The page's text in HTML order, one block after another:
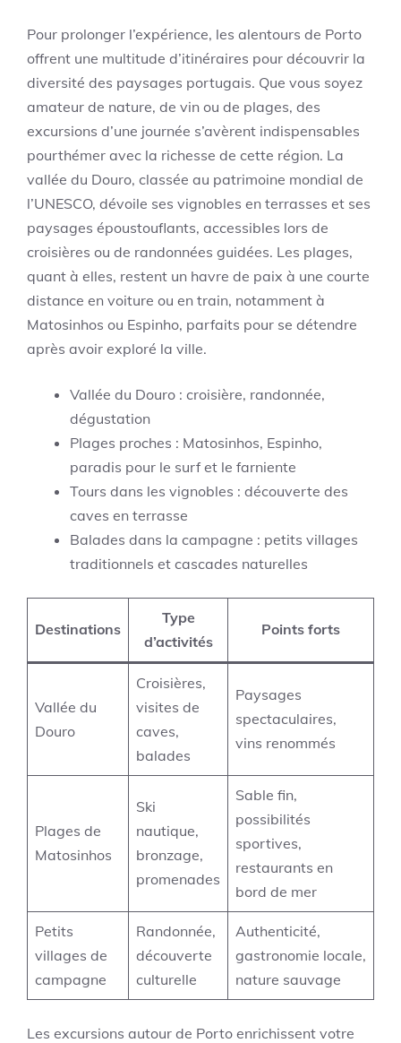
Pour prolonger l’expérience, les alentours de Porto
offrent une multitude d’itinéraires pour découvrir la
diversité des paysages portugais. Que vous soyez
amateur de nature, de vin ou de plages, des
excursions d’une journée s’avèrent indispensables
pourthémer avec la richesse de cette région. La
vallée du Douro, classée au patrimoine mondial de
l’UNESCO, dévoile ses vignobles en terrasses et ses
paysages époustouflants, accessibles lors de
croisières ou de randonnées guidées. Les plages,
quant à elles, restent un havre de paix à une courte
distance en voiture ou en train, notamment à
Matosinhos ou Espinho, parfaits pour se détendre
après avoir exploré la ville.
Vallée du Douro : croisière, randonnée,
dégustation
Plages proches : Matosinhos, Espinho,
paradis pour le surf et le farniente
Tours dans les vignobles : découverte des
caves en terrasse
Balades dans la campagne : petits villages
traditionnels et cascades naturelles
Destinations
Type
d’activités
Points forts
Vallée du
Douro
Croisières,
visites de
caves,
balades
Paysages
spectaculaires,
vins renommés
Plages de
Matosinhos
Ski
nautique,
bronzage,
promenades
Sable fin,
possibilités
sportives,
restaurants en
bord de mer
Petits
villages de
campagne
Randonnée,
découverte
culturelle
Authenticité,
gastronomie locale,
nature sauvage
Les excursions autour de Porto enrichissent votre